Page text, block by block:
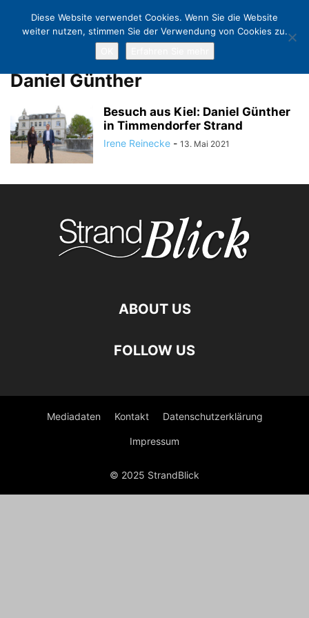
Daniel Günther
Besuch aus Kiel: Daniel Günther
in Timmendorfer Strand
Irene Reinecke - 13. Mai 2021
ABOUT US
FOLLOW US
Mediadaten Kontakt Datenschutzerklärung
Impressum
© 2025 StrandBlick
Diese Website verwendet Cookies. Wenn Sie die Website
weiter nutzen, stimmen Sie der Verwendung von Cookies zu.